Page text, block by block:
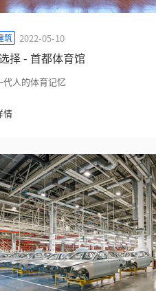
筑 2022-05-10
择 - 首都体育馆
代人的体育记忆
情